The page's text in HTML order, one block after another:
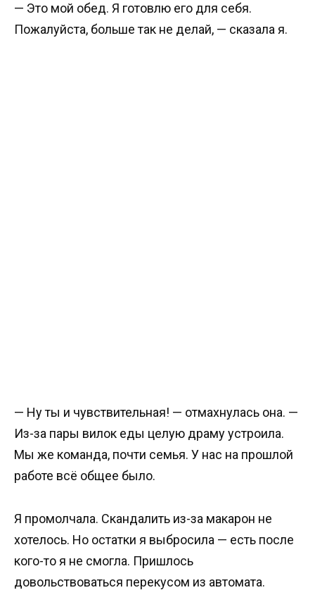
— Это мой обед. Я готовлю его для себя.
Пожалуйста, больше так не делай, — сказала я.
— Ну ты и чувствительная! — отмахнулась она. —
Из-за пары вилок еды целую драму устроила.
Мы же команда, почти семья. У нас на прошлой
работе всё общее было.
Я промолчала. Скандалить из-за макарон не
хотелось. Но остатки я выбросила — есть после
кого-то я не смогла. Пришлось
довольствоваться перекусом из автомата.